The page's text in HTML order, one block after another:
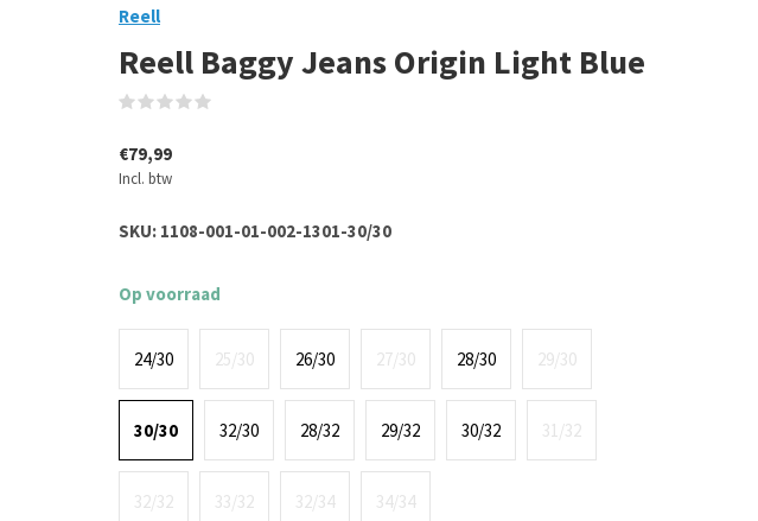
Reell
Reell Baggy Jeans Origin Light Blue
€79,99
Incl. btw
SKU: 1108-001-01-002-1301-30/30
Op voorraad
24/30 25/30 26/30 27/30 28/30 29/30
30/30 32/30 28/32 29/32 30/32 31/32
32/32 33/32 32/34 34/34